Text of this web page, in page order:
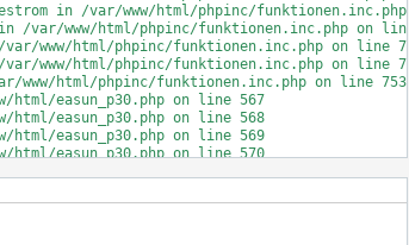
in /var/www/html/phpinc/funktionen.inc.php
/var/www/html/phpinc/funktionen.inc.php on line
www/html/phpinc/funktionen.inc.php on line
www/html/phpinc/funktionen.inc.php on line
www/html/phpinc/funktionen.inc.php on line 753
easun_p30.php on line 567
easun_p30.php on line 568
easun_p30.php on line 569
easun_p30.php on line 570
easun_p30.php on line 572
easun_p30.php on line 573
easun_p30.php on line 574